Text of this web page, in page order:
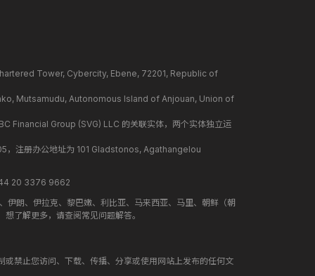
Tower, Cybercity, Ebene, 72201, Republic of
Mutsamudu, Autonomous Island of Anjouan, Union of
Financial Group (SVG) LLC 的关联实体，两个实体独立运
，注册办公地址为 101 Gladstonos, Agathangelou
20 3376 9662
朗、伊拉克、黎巴嫩、利比亚、马来西亚、马里、朝鲜（朝
了解更多，请查阅常见问题解答。
禁止您访问、下载、传播、分享或使用网站上发布的任何文